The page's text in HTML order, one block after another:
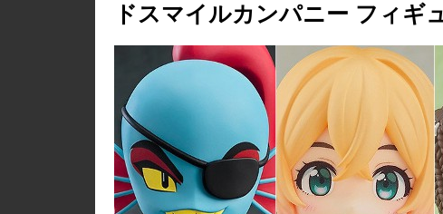
ドスマイルカンパニー フィギ